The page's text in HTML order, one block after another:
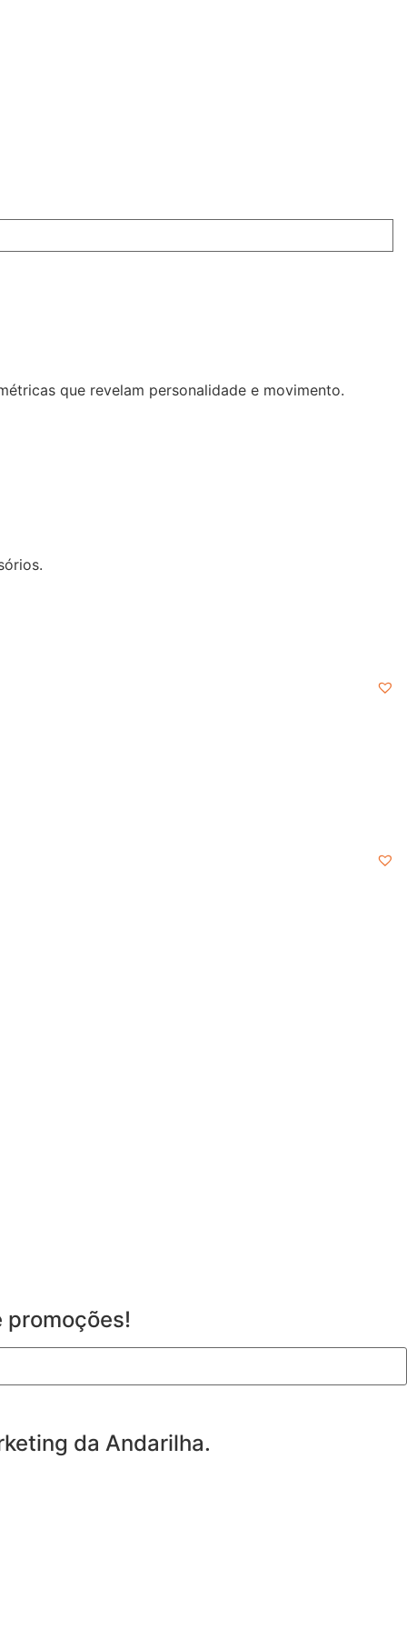
que revelam personalidade e movimento.
promoções!
da Andarilha.